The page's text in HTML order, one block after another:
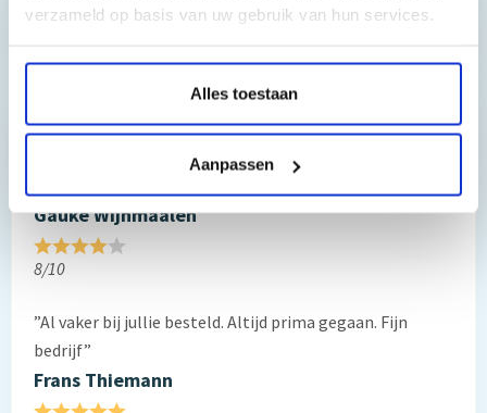
verzameld op basis van uw gebruik van hun services.
Alles toestaan
Aanpassen
Reviews van klanten…
Gauke Wijnmaalen
8/10
”Al vaker bij jullie besteld. Altijd prima gegaan. Fijn
bedrijf”
Frans Thiemann